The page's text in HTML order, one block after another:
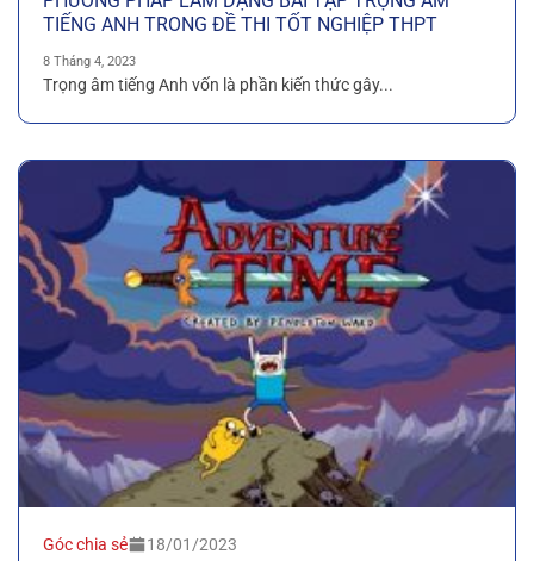
TIẾNG ANH TRONG ĐỀ THI TỐT NGHIỆP THPT
8 Tháng 4, 2023
Trọng âm tiếng Anh vốn là phần kiến thức gây...
Góc chia sẻ 18/01/2023